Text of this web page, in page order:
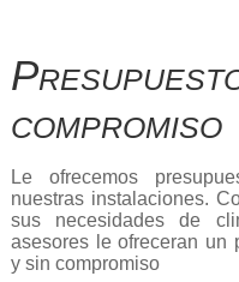
compromiso
Le ofrecemos
nuestras instalaciones.
sus necesidades de
asesores le ofreceran un
y sin compromiso